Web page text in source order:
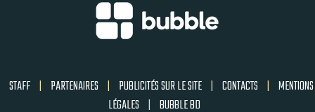
STAFF | PARTENAIRES | PUBLICITÉS SUR LE SITE | CONTACTS | MENTIONS
LÉGALES | BUBBLE BD